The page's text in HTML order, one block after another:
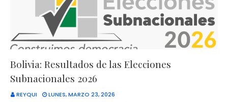
Bolivia: Resultados de las Elecciones
Subnacionales 2026
REYQUI LUNES, MARZO 23, 2026